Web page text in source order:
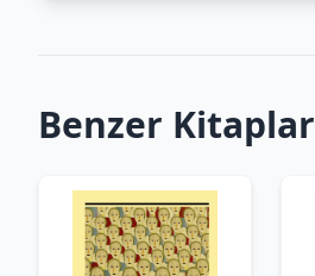
Benzer Kitaplar